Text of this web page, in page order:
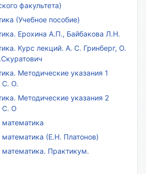
факультета)
(Учебное пособие)
Ерохина А.П., Байбакова Л.Н.
Курс лекций. А. С. Гринберг, О.
Методические указания 1
С. О.
Методические указания 2
С. О
(Е.Н. Платонов)
математика. Практикум.